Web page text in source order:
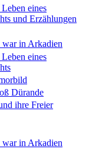
eines
und Erzählungen
in Arkadien
eines
Dürande
ihre Freier
in Arkadien